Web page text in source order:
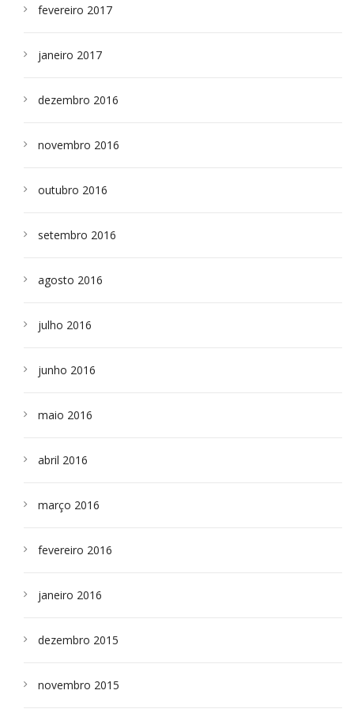
fevereiro 2017
janeiro 2017
dezembro 2016
novembro 2016
outubro 2016
setembro 2016
agosto 2016
julho 2016
junho 2016
maio 2016
abril 2016
março 2016
fevereiro 2016
janeiro 2016
dezembro 2015
novembro 2015